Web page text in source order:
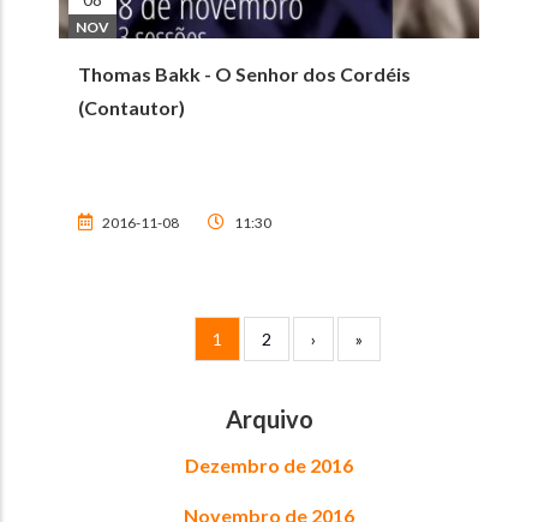
NOV
Thomas Bakk - O Senhor dos Cordéis
(Contautor)
2016-11-08 11:30
Página atual
1 Page
2 Próxima página
› Última página
»
Arquivo
Dezembro de 2016
Novembro de 2016